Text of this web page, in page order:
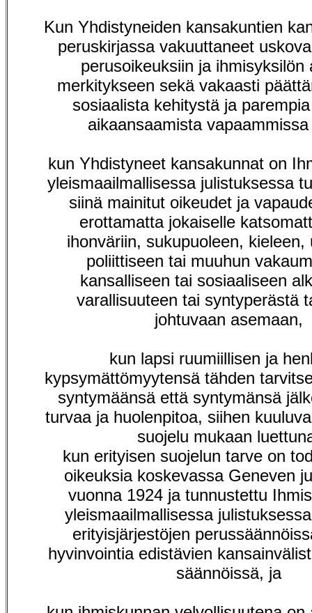
Kun Yhdistyneiden kansakuntien
peruskirjassa vakuuttaneet
perusoikeuksiin ja ihmisyksilön
merkitykseen sekä vakaasti
sosiaalista kehitystä ja
aikaansaamista
kun Yhdistyneet kansakunnat on
yleismaailmallisessa julistuksessa
siinä mainitut oikeudet ja
erottamatta jokaiselle
ihonväriin, sukupuoleen, kieleen,
poliittiseen tai muuhun
kansalliseen tai sosiaaliseen
varallisuuteen tai syntyperästä
johtuvaan asemaan,
kun lapsi ruumiillisen ja
kypsymättömyytensä tähden
syntymäänsä että syntymänsä
turvaa ja huolenpitoa, siihen
suojelu mukaan
kun erityisen suojelun tarve on
oikeuksia koskevassa Geneven
vuonna 1924 ja tunnustettu
yleismaailmallisessa
erityisjärjestöjen
hyvinvointia edistävien
säännöissä, ja